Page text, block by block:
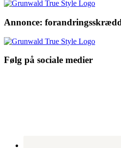
Annonce:
Følg på sociale medier